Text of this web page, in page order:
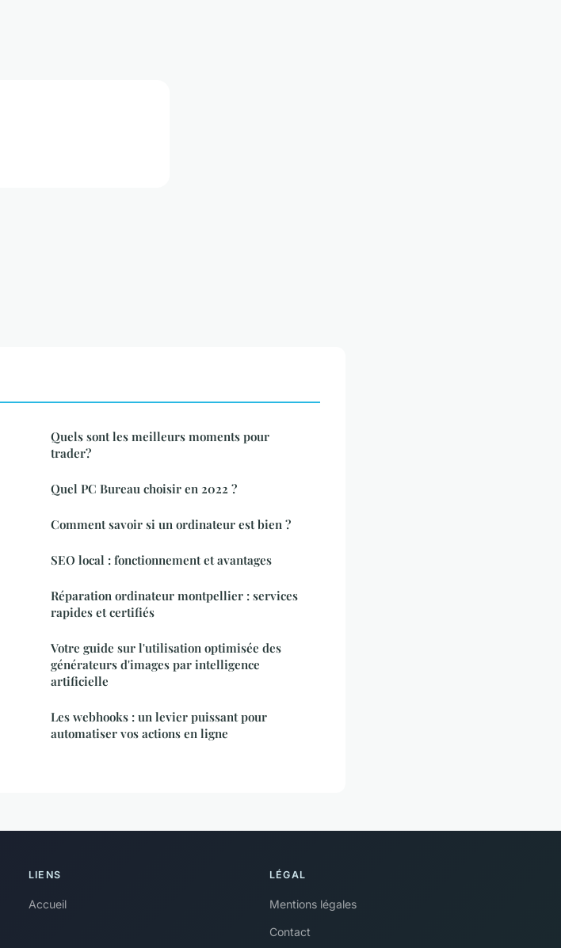
Quels sont les meilleurs moments pour
trader?
Quel PC Bureau choisir en 2022 ?
Comment savoir si un ordinateur est bien ?
SEO local : fonctionnement et avantages
Réparation ordinateur montpellier : services
rapides et certifiés
Votre guide sur l'utilisation optimisée des
générateurs d'images par intelligence
artificielle
Les webhooks : un levier puissant pour
automatiser vos actions en ligne
LIENS
Accueil
LÉGAL
Mentions légales
Contact